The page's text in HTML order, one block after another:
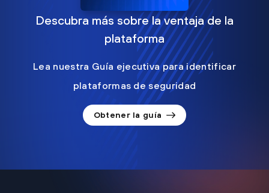
Descubra más sobre la ventaja de la
plataforma
Lea nuestra Guía ejecutiva para identificar
plataformas de seguridad
Obtener la guía